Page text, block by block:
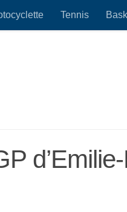
Tennis